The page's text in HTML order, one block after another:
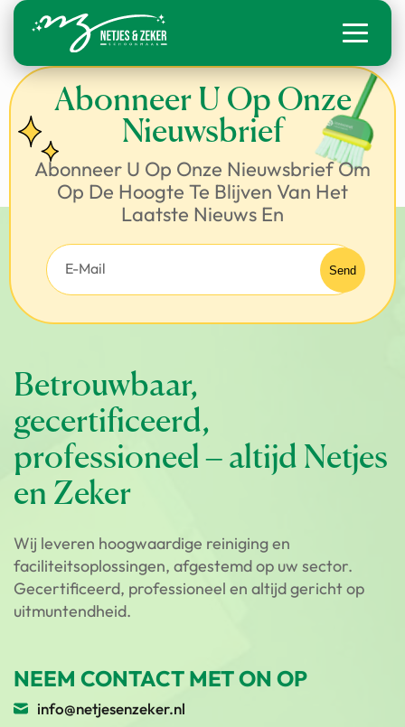
Services
Abonneer U Op Onze
Nieuwsbrief
Abonneer U Op Onze Nieuwsbrief Om
Op De Hoogte Te Blijven Van Het
Laatste Nieuws En
Betrouwbaar,
gecertificeerd,
professioneel – altijd Netjes
en Zeker
Wij leveren hoogwaardige reiniging en
faciliteitsoplossingen, afgestemd op uw sector.
Gecertificeerd, professioneel en altijd gericht op
uitmuntendheid.
NEEM CONTACT MET ON OP
info@netjesenzeker.nl